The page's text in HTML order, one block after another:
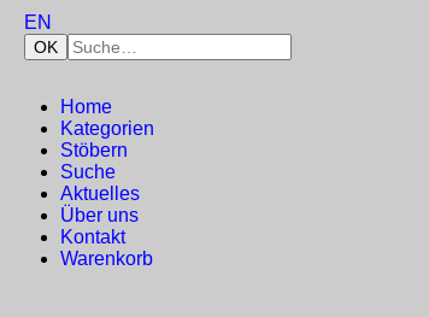
EN
Home
Kategorien
Stöbern
Suche
Aktuelles
Über uns
Kontakt
Warenkorb